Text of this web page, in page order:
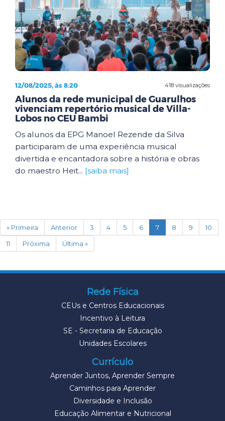
418 visualizações
12/08/2025, às 8:20
Alunos da rede municipal de Guarulhos
vivenciam repertório musical de Villa-
Lobos no CEU Bambi
Os alunos da EPG Manoel Rezende da Silva
participaram de uma experiência musical
divertida e encantadora sobre a história e obras
do maestro Heit... [saiba mais]
« Primeira Anterior 3 4 5 6 7(current)
8 9
10
11
Próxima Última »
Rede Física
CEUs e Centros Educacionais
Incentivo à Leitura
SE - Secretaria de Educação
Unidades Escolares
Currículo
Aprender Juntos, Aprender Sempre
Caminhos para Aprender
Diversidade e Inclusão
Educação Alimentar e Nutricional